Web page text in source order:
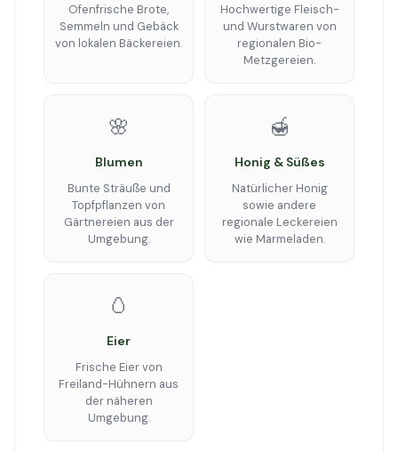
Ofenfrische Brote,
Semmeln und Gebäck
von lokalen Bäckereien.
Hochwertige Fleisch-
und Wurstwaren von
regionalen Bio-
Metzgereien.
🌸
Blumen
Bunte Sträuße und
Topfpflanzen von
Gärtnereien aus der
Umgebung.
🍯
Honig & Süßes
Natürlicher Honig
sowie andere
regionale Leckereien
wie Marmeladen.
🥚
Eier
Frische Eier von
Freiland-Hühnern aus
der näheren
Umgebung.